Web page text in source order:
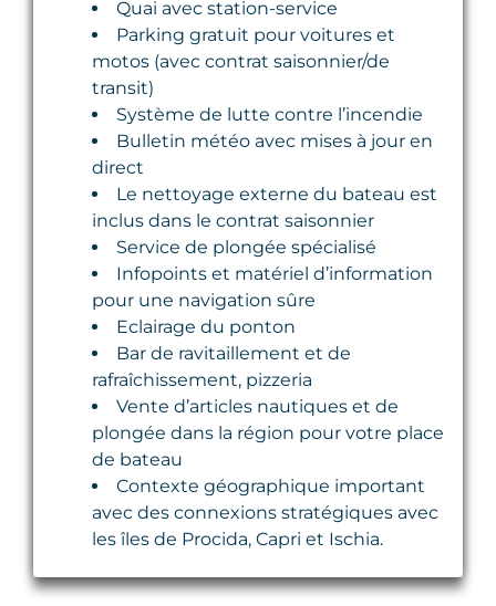
Quai avec station-service
Parking gratuit pour voitures et
motos (avec contrat saisonnier/de
transit)
Système de lutte contre l’incendie
Bulletin météo avec mises à jour en
direct
Le nettoyage externe du bateau est
inclus dans le contrat saisonnier
Service de plongée spécialisé
Infopoints et matériel d’information
pour une navigation sûre
Eclairage du ponton
Bar de ravitaillement et de
rafraîchissement, pizzeria
Vente d’articles nautiques et de
plongée dans la région pour votre place
de bateau
Contexte géographique important
avec des connexions stratégiques avec
les îles de Procida, Capri et Ischia.